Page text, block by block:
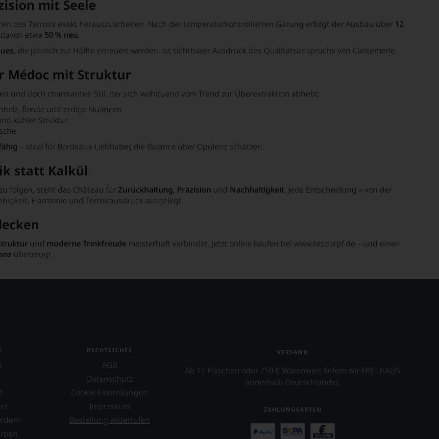
mit Seele
des Terroirs exakt herauszuarbeiten. Nach der temperaturkontrollierten Gärung erfolgt der Ausbau über 12
etwa 50 % neu.
, die jährlich zur Hälfte erneuert werden, ist sichtbarer Ausdruck des Qualitätsanspruchs von Cantemerle.
Médoc mit Struktur
und doch charmanten Stil, der sich wohltuend vom Trend zur Überextraktion abhebt:
florale und erdige Nuancen
kühler Struktur
– ideal für Bordeaux-Liebhaber, die Balance über Opulenz schätzen.
statt Kalkül
folgen, steht das Château für Zurückhaltung, Präzision und Nachhaltigkeit. Jede Entscheidung – von der
, Harmonie und Terroirausdruck ausgelegt.
und moderne Trinkfreude meisterhaft verbindet. Jetzt online kaufen bei www.tesdorpf.de – und einen
überzeugt.
RECHTLICHES
AGB
Datenschutz
Cookie-Einstellungen
Impressum
Bestellung widerrufen
VERSAND
Ab 12 Flaschen oder 250 € Warenwert liefern wir FREI HAUS
(innerhalb Deutschlands).
ZAHLUNGSARTEN